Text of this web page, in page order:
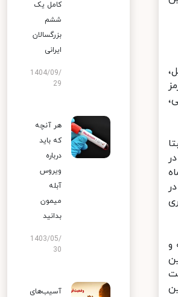
کامل یک
ششم
بزرگسالان
ایرانی
1404/09/
29
هر آنچه
که باید
درباره
ویروس
آبله
میمون
بدانید
1403/05/
30
آسیب‌های